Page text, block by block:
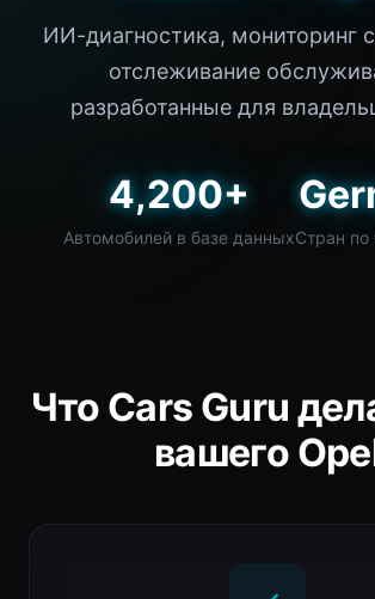
ИИ-диагностика, мониторинг
отслеживание
разработанные для
4,200+
Автомобилей в базе данныхСтран
Что Cars Guru
вашего